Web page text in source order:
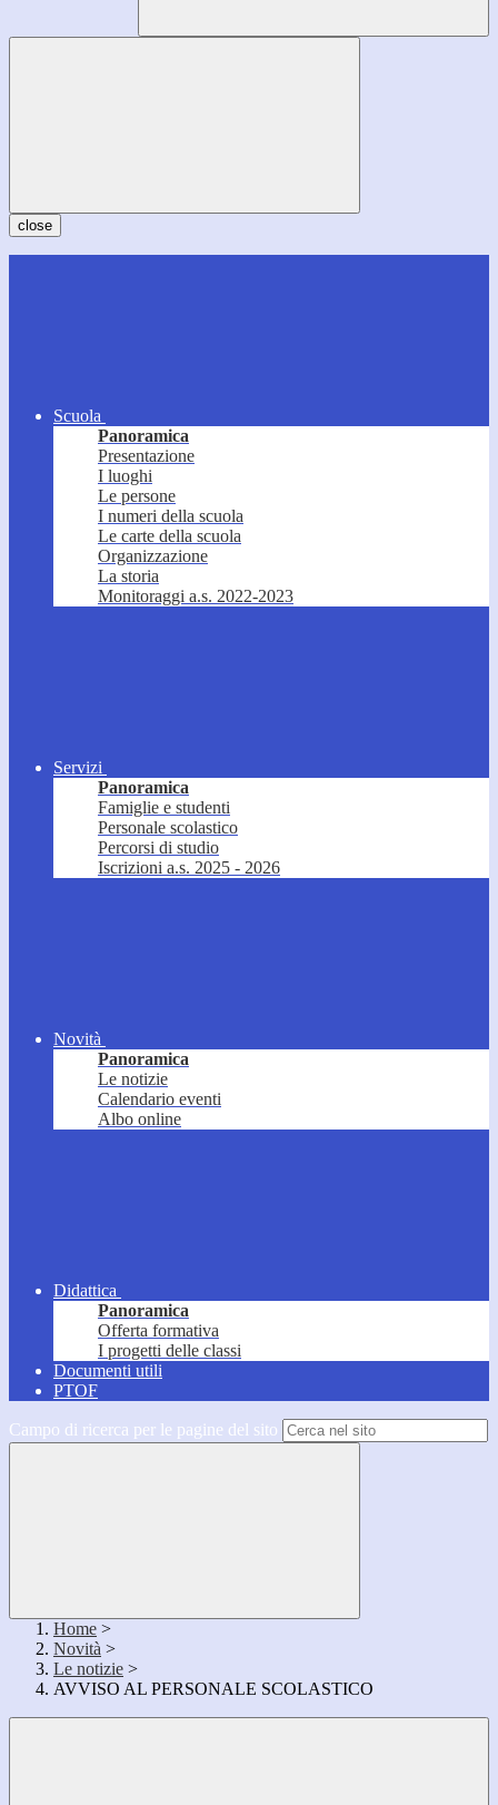
close
Scuola
Panoramica
Presentazione
I luoghi
Le persone
I numeri della scuola
Le carte della scuola
Organizzazione
La storia
Monitoraggi a.s. 2022-2023
Servizi
Panoramica
Famiglie e studenti
Personale scolastico
Percorsi di studio
Iscrizioni a.s. 2025 - 2026
Novità
Panoramica
Le notizie
Calendario eventi
Albo online
Didattica
Panoramica
Offerta formativa
I progetti delle classi
Documenti utili
PTOF
Campo di ricerca per le pagine del sito
Home >
Novità >
Le notizie >
AVVISO AL PERSONALE SCOLASTICO